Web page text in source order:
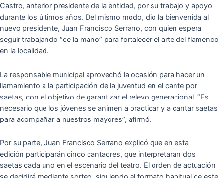
Castro, anterior presidente de la entidad, por su trabajo y apoyo
durante los últimos años. Del mismo modo, dio la bienvenida al
nuevo presidente, Juan Francisco Serrano, con quien espera
seguir trabajando “de la mano” para fortalecer el arte del flamenco
en la localidad.
La responsable municipal aprovechó la ocasión para hacer un
llamamiento a la participación de la juventud en el cante por
saetas, con el objetivo de garantizar el relevo generacional. “Es
necesario que los jóvenes se animen a practicar y a cantar saetas
para acompañar a nuestros mayores”, afirmó.
Por su parte, Juan Francisco Serrano explicó que en esta
edición participarán cinco cantaores, que interpretarán dos
saetas cada uno en el escenario del teatro. El orden de actuación